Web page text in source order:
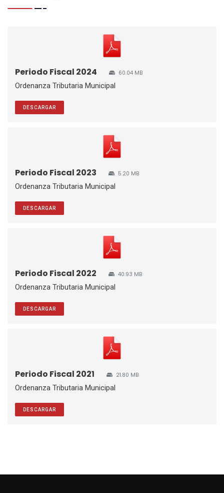
Periodo Fiscal 2024 60.04 MB
Ordenanza Tributaria Municipal
DESCARGAR
Periodo Fiscal 2023 5.20 MB
Ordenanza Tributaria Municipal
DESCARGAR
Periodo Fiscal 2022 40.93 MB
Ordenanza Tributaria Municipal
DESCARGAR
Periodo Fiscal 2021 21.80 MB
Ordenanza Tributaria Municipal
DESCARGAR